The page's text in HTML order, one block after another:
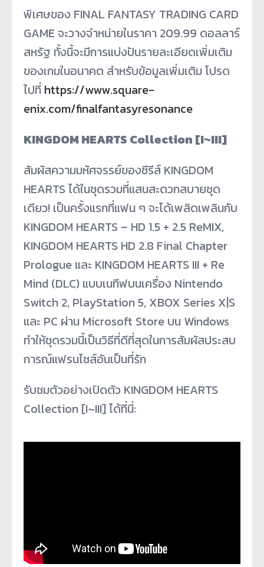
พิเศษของ FINAL FANTASY TRADING CARD
GAME จะวางจำหน่ายในราคา 209.99 ดอลลาร์
สหรัฐ ทั้งนี้จะมีการแบ่งปันรายละเอียดเพิ่มเติม
ของเกมในอนาคต สำหรับข้อมูลเพิ่มเติม โปรด
ไปที่ https://www.square-
enix.com/finalfantasyresonance
KINGDOM HEARTS Collection [I~III]
สัมผัสความมหัศจรรย์ของซีรีส์ KINGDOM
HEARTS ได้ในชุดรวมที่แสนสะดวกสบายชุด
เดียว! เป็นครั้งแรกที่แฟน ๆ จะได้เพลิดเพลินกับ
KINGDOM HEARTS – HD 1.5 + 2.5 ReMIX,
KINGDOM HEARTS HD 2.8 Final Chapter
Prologue และ KINGDOM HEARTS III + Re
Mind (DLC) แบบเนทีฟบนเครื่อง Nintendo
Switch 2, PlayStation 5, XBOX Series X|S
และ PC ผ่าน Microsoft Store บน Windows
ทำให้ชุดรวมนี้เป็นวิธีที่ดีที่สุดในการสัมผัสประสบ
การณ์แฟรนไชส์อันเป็นที่รัก
รับชมตัวอย่างเปิดตัว KINGDOM HEARTS
Collection [I~III] ได้ที่นี่: